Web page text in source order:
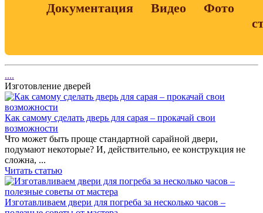
Документация Видео
Фото
....
Изготовление дверей
Как самому сделать дверь для сарая – прокачай свои
возможности
Что может быть проще стандартной сарайной двери,
подумают некоторые? И, действительно, ее конструкция не
сложна, ...
Читать статью
Изготавливаем двери для погреба за несколько часов –